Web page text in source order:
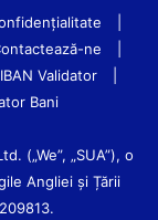
ne
IBAN Validator
Bani
(„We”, „SUA”), o
Angliei și Țării